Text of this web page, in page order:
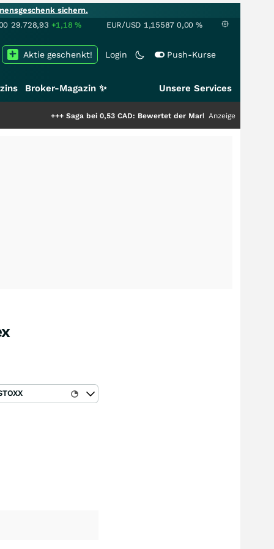
sichern.
29.728,93 +1,18% EUR/USD 1,15587 0,00 %
Login Push-Kurse
Aktie geschenkt!
Broker-Magazin ✨ Unsere Services
Saga bei 0,53 CAD: Bewertet der Markt noch immer nur die Hälfte
Anzeige